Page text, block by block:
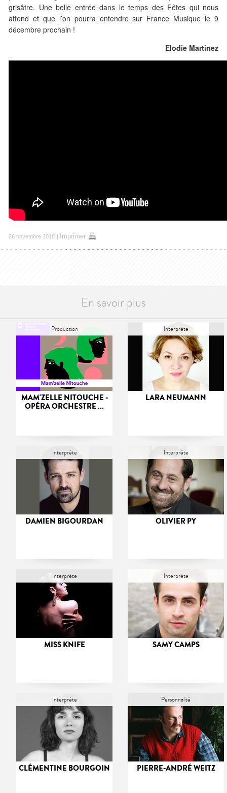
grisâtre. Une belle entrée dans le temps des Fêtes qui nous
attend et que l’on pourra entendre sur France Musique le 9
décembre prochain !
Elodie Martinez
26 novembre 2018 | Imprimer
En savoir plus
Production
MAM'ZELLE NITOUCHE -
OPÉRA ORCHESTRE ...
Interprète
LARA NEUMANN
Interprète
DAMIEN BIGOURDAN
Interprète
OLIVIER PY
Interprète
MISS KNIFE
Interprète
SAMY CAMPS
Interprète
CLÉMENTINE BOURGOIN
Personnalité
PIERRE-ANDRÉ WEITZ